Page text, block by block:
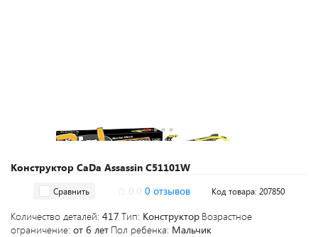
Конструктор CaDa Assassin C51101W
Сравнить 0 отзывов Код товара: 207850
Количество деталей: 417 Тип: Конструктор Возрастное
ограничение: от 6 лет Пол ребенка: Мальчик